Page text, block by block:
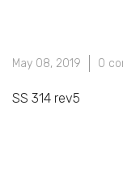
May 08, 2019 0
SS 314 rev5